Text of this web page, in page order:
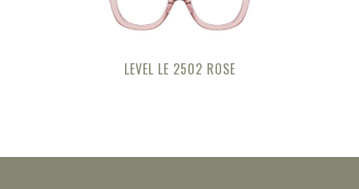
LEVEL LE 2502 ROSE